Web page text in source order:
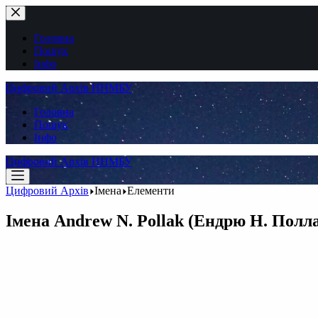
Перейти
до
вмістуГоловна
Пошук
Інфо
Цифровий Архів ННМБУ
Головна
Пошук
Інфо
Цифровий Архів ННМБУ
Цифровий Архів Імена Елементи
Імена Andrew N. Pollak (Ендрю Н.